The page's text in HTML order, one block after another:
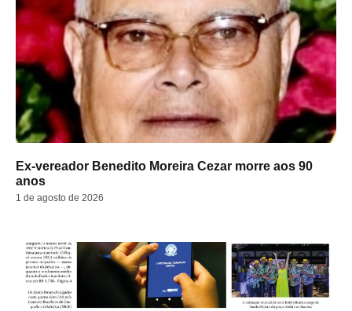
Ex-vereador Benedito Moreira Cezar morre aos 90
anos
1 de agosto de 2026